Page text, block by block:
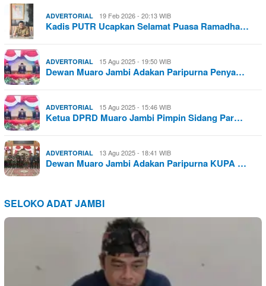
ADVERTORIAL 19 Feb 2026 - 20:13 WIB
Kadis PUTR Ucapkan Selamat Puasa Ramadha…
ADVERTORIAL 15 Agu 2025 - 19:50 WIB
Dewan Muaro Jambi Adakan Paripurna Penya…
ADVERTORIAL 15 Agu 2025 - 15:46 WIB
Ketua DPRD Muaro Jambi Pimpin Sidang Par…
ADVERTORIAL 13 Agu 2025 - 18:41 WIB
Dewan Muaro Jambi Adakan Paripurna KUPA …
SELOKO ADAT JAMBI